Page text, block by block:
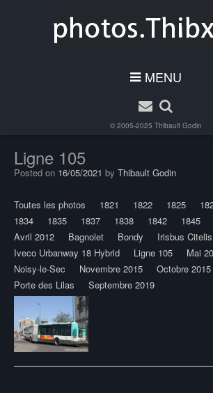
MENU
© 2005-2025 Thibault Godin
Ligne 105
Posted on 16/05/2021 by Thibault Godin
Toutes les photos 1821 1822 1825
1834
1835 1837 1838 1842 1845
Avril 2012
Bagnolet Bondy
Irisbus
Iveco Urbanway 18 Hybrid
Ligne 105
Mai
Noisy-le-Sec
Novembre 2015
Octobre 2015
Porte des Lilas
Septembre 2019
Post